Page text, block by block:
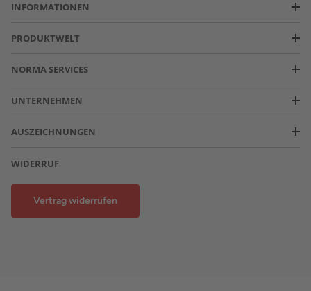
INFORMATIONEN
PRODUKTWELT
NORMA SERVICES
UNTERNEHMEN
AUSZEICHNUNGEN
WIDERRUF
Vertrag widerrufen